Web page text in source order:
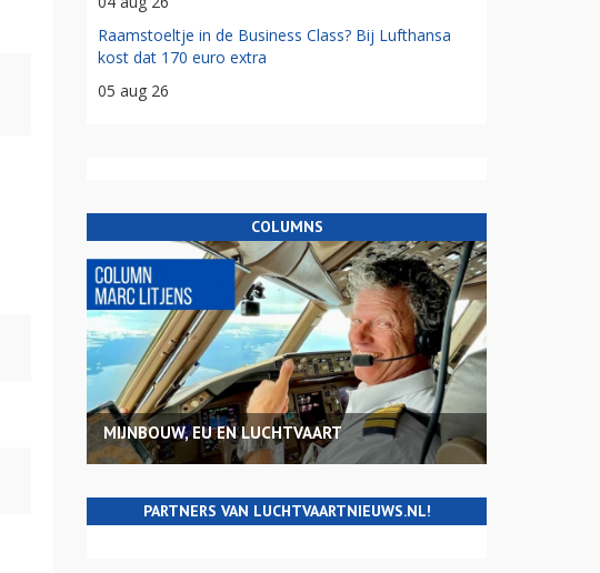
Raamstoeltje in de Business Class? Bij Lufthansa
kost dat 170 euro extra
05 aug 26
COLUMNS
MIJNBOUW, EU EN LUCHTVAART
PARTNERS VAN LUCHTVAARTNIEUWS.NL!